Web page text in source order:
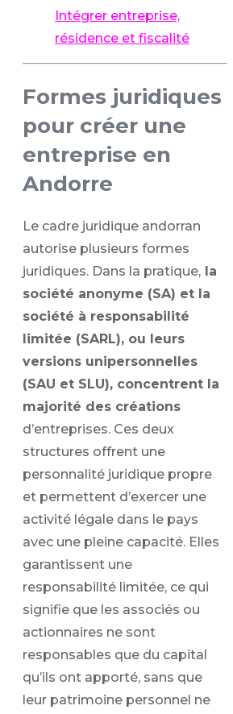
Intégrer entreprise,
résidence et fiscalité
Formes juridiques
pour créer une
entreprise en
Andorre
Le cadre juridique andorran
autorise plusieurs formes
juridiques. Dans la pratique, la
société anonyme (SA) et la
société à responsabilité
limitée (SARL), ou leurs
versions unipersonnelles
(SAU et SLU), concentrent la
majorité des créations
d’entreprises. Ces deux
structures offrent une
personnalité juridique propre
et permettent d’exercer une
activité légale dans le pays
avec une pleine capacité. Elles
garantissent une
responsabilité limitée, ce qui
signifie que les associés ou
actionnaires ne sont
responsables que du capital
qu’ils ont apporté, sans que
leur patrimoine personnel ne